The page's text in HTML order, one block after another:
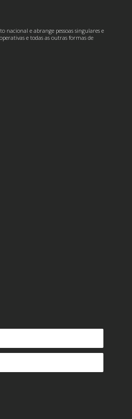
nacional e abrange pessoas singulares e
e todas as outras formas de